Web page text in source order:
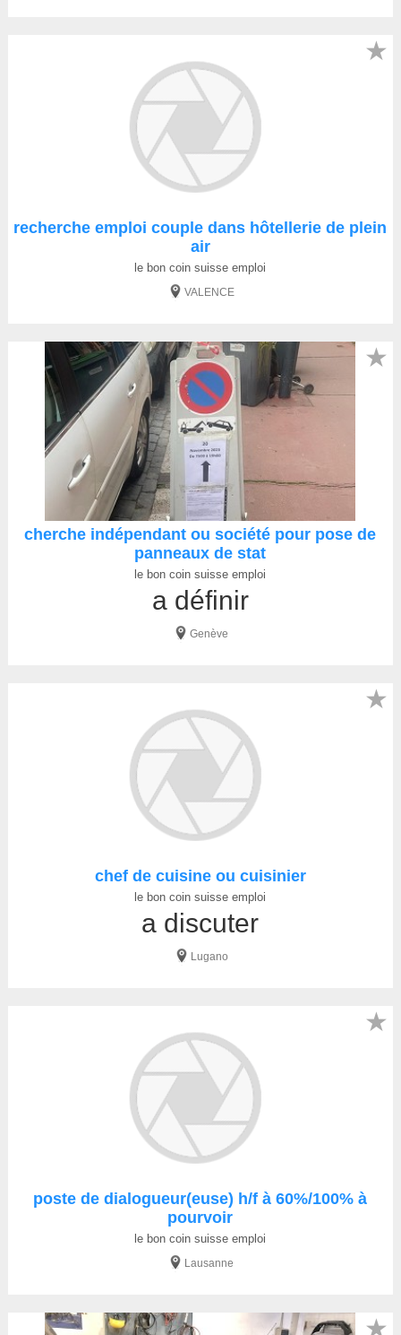
recherche emploi couple dans hôtellerie de plein
air
le bon coin suisse emploi
VALENCE
★
cherche indépendant ou société pour pose de
panneaux de stat
le bon coin suisse emploi
a définir
Genève
★
chef de cuisine ou cuisinier
le bon coin suisse emploi
a discuter
Lugano
★
poste de dialogueur(euse) h/f à 60%/100% à
pourvoir
le bon coin suisse emploi
Lausanne
★
★